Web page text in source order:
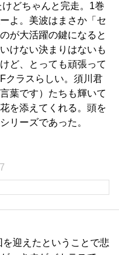
どちゃんと完走。1巻
よ。美波はまさか「セ
が大活躍の鍵になると
けない決まりはないも
ど、とっても頑張って
クラスらしい。須川君
葉です）たちも輝いて
を添えてくれる。頭を
リーズであった。
迎えたということで悲